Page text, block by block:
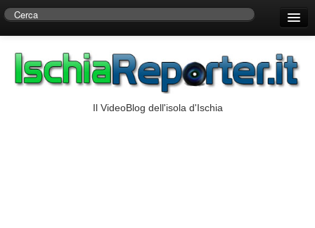
Centro di Ricerche Storiche D’Ambra
Il VideoBlog dell'isola d'Ischia